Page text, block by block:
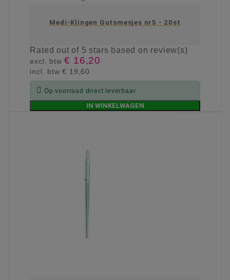
Medi-Klingen Gutsmesjes nr5 - 20st
Ratedout of 5 stars based on review(s)
excl. btw€ 16,20
incl. btw€ 19,60
 Op voorraad direct leverbaar
IN WINKELWAGEN